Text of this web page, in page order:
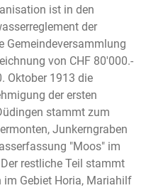
ist in den
der
Gemeindeversammlung
von CHF 80'000.-
Oktober 1913 die
der ersten
stammt zum
Junkerngraben
"Moos" im
restliche Teil stammt
im Gebiet Horia, Mariahilf